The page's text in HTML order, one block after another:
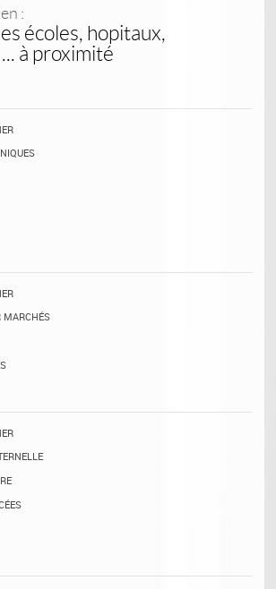
:
écoles, hopitaux,
à proximité
MARCHÉS